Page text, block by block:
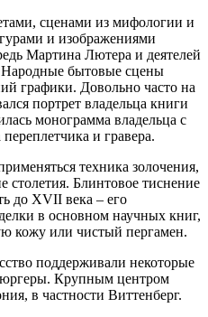
сценами из мифологии и
и изображениями
Мартина Лютера и деятелей
бытовые сцены
графики. Довольно часто на
портрет владельца книги
монограмма владельца с
и гравера.
техника золочения,
столетия. Блинтовое тиснение
до XVII века – его
в основном научных книг,
кожу или чистый пергамен.
поддерживали некоторые
Крупным центром
в частности Виттенберг.